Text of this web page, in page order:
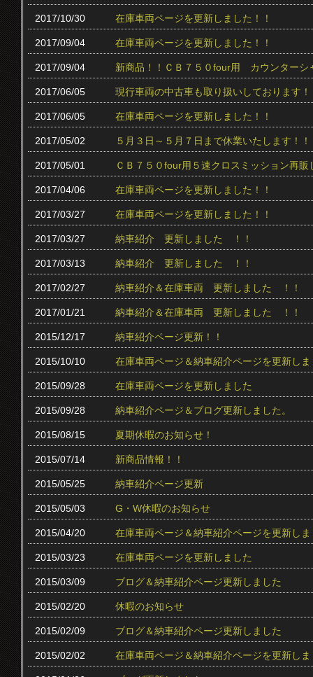
2017/10/30 在庫車両ページを更新しました！！
2017/09/04 在庫車両ページを更新しました！！
2017/09/04 新商品！！ＣＢ７５０four用 カウンター
2017/06/05 現行車両の中古車も取り扱いしております！
2017/06/05 在庫車両ページを更新しました！！
2017/05/02 ５月３日～５月７日まで休業いたします！！
2017/05/01 ＣＢ７５０four用５速クロスミッション再販
2017/04/06 在庫車両ページを更新しました！！
2017/03/27 在庫車両ページを更新しました！！
2017/03/27 納車紹介 更新しました ！！
2017/03/13 納車紹介 更新しました ！！
2017/02/27 納車紹介＆在庫車両 更新しました ！！
2017/01/21 納車紹介＆在庫車両 更新しました ！！
2015/12/17 納車紹介ページ更新！！
2015/10/10 在庫車両ページ＆納車紹介ページを更新し
2015/09/28 在庫車両ページを更新しました
2015/09/28 納車紹介ページ＆ブログ更新しました。
2015/08/15 夏期休暇のお知らせ！
2015/07/14 新商品情報！！
2015/05/25 納車紹介ページ更新
2015/05/03 G・W休暇のお知らせ
2015/04/20 在庫車両ページ＆納車紹介ページを更新し
2015/03/23 在庫車両ページを更新しました
2015/03/09 ブログ＆納車紹介ページ更新しました
2015/02/20 休暇のお知らせ
2015/02/09 ブログ＆納車紹介ページ更新しました
2015/02/02 在庫車両ページ＆納車紹介ページを更新し